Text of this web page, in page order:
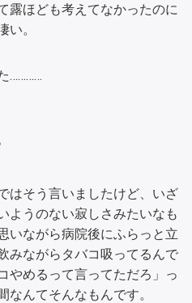
露ほども考えてなかったのに
い。
…………
はそう言いましたけど、いざ
ようのない寂しさみたいなも
いながら病院後にふらっと立
みながらタバコ吸ってるんで
やめるって言ってただろ」っ
なんてそんなもんです。